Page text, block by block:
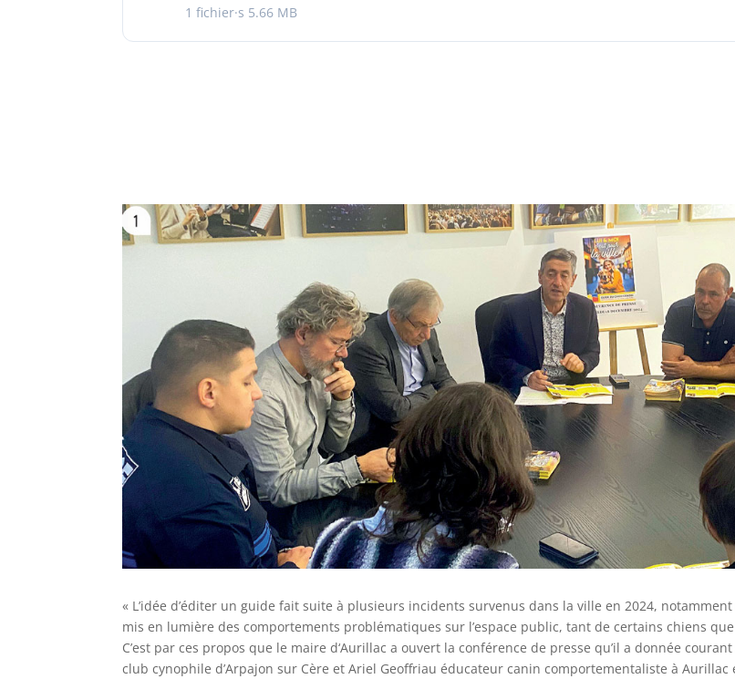
1 fichier·s 5.66 MB
« L’idée d’éditer un guide fait suite à plusieurs incidents survenus dans la ville en 2024,
mis en lumière des comportements problématiques sur l’espace public, tant de certains chiens
C’est par ces propos que le maire d‘Aurillac a ouvert la conférence de presse qu’il a donnée
club cynophile d’Arpajon sur Cère et Ariel Geoffriau éducateur canin comportementaliste à Aurillac